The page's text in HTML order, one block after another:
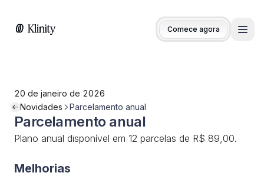
Comece agora
20 de janeiro de 2026
Novidades
Parcelamento anual
Parcelamento anual
Plano anual disponível em 12 parcelas de R$ 89,00.
Melhorias